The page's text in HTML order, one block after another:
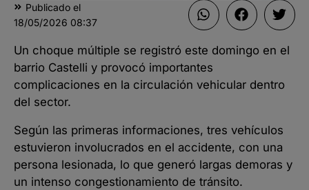
Publicado el
18/05/2026 08:37
Un choque múltiple se registró este domingo en el
barrio Castelli y provocó importantes
complicaciones en la circulación vehicular dentro
del sector.
Según las primeras informaciones, tres vehículos
estuvieron involucrados en el accidente, con una
persona lesionada, lo que generó largas demoras y
un intenso congestionamiento de tránsito.